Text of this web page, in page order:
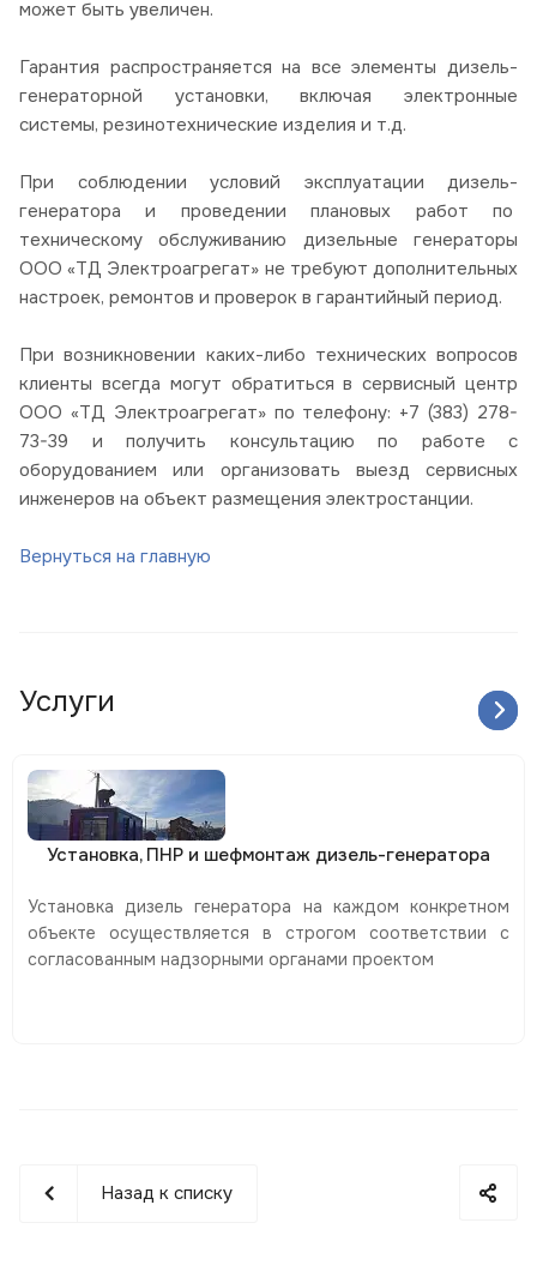
может быть увеличен.
Гарантия распространяется на все элементы дизель-
генераторной установки, включая электронные
системы, резинотехнические изделия и т.д.
При соблюдении условий эксплуатации дизель-
генератора и проведении плановых работ по
техническому обслуживанию дизельные генераторы
ООО «ТД Электроагрегат» не требуют дополнительных
настроек, ремонтов и проверок в гарантийный период.
При возникновении каких-либо технических вопросов
клиенты всегда могут обратиться в сервисный центр
ООО «ТД Электроагрегат» по телефону: +7 (383) 278-
73-39 и получить консультацию по работе с
оборудованием или организовать выезд сервисных
инженеров на объект размещения электростанции.
Вернуться на главную
Услуги
Установка, ПНР и шефмонтаж дизель-генератора
Установка дизель генератора на каждом конкретном
объекте осуществляется в строгом соответствии с
согласованным надзорными органами проектом
Назад к списку